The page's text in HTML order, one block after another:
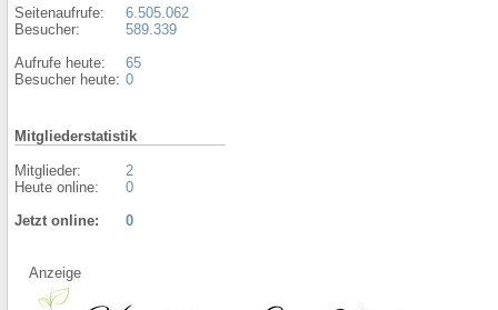
Seitenaufrufe:
Besucher:
Aufrufe heute:
Besucher heute:
6.505.062
589.339
65
0
Mitgliederstatistik
Mitglieder:
Heute online:
2
0
Jetzt online:
0
Anzeige